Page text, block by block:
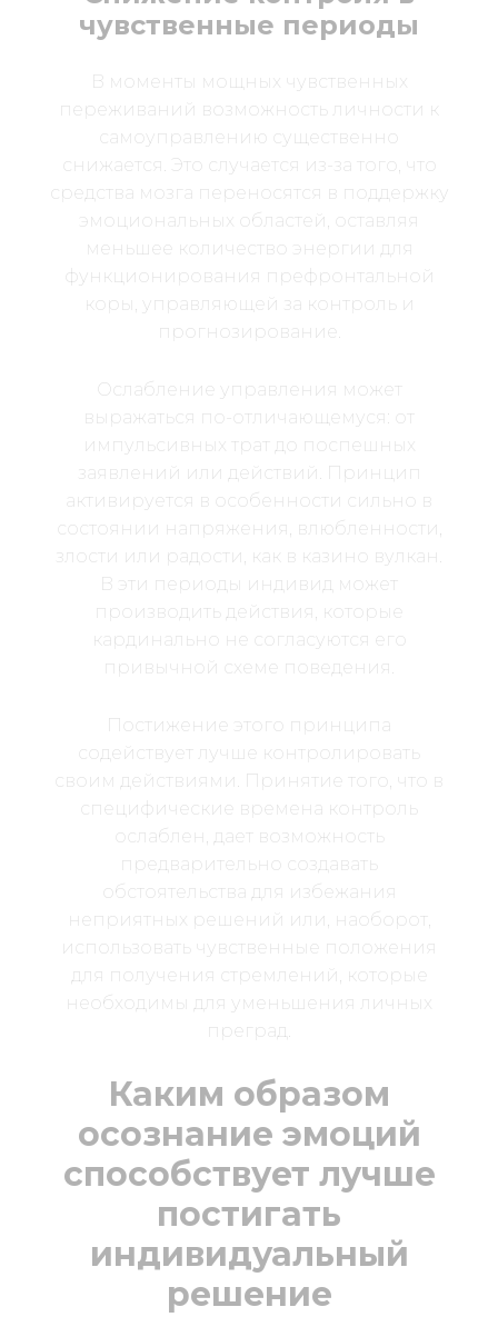
чувственные периоды
В моменты мощных чувственных
переживаний возможность личности к
самоуправлению существенно
снижается. Это случается из-за того, что
средства мозга переносятся в поддержку
эмоциональных областей, оставляя
меньшее количество энергии для
функционирования префронтальной
коры, управляющей за контроль и
прогнозирование.
Ослабление управления может
выражаться по-отличающемуся: от
импульсивных трат до поспешных
заявлений или действий. Принцип
активируется в особенности сильно в
состоянии напряжения, влюбленности,
злости или радости, как в казино вулкан.
В эти периоды индивид может
производить действия, которые
кардинально не согласуются его
привычной схеме поведения.
Постижение этого принципа
содействует лучше контролировать
своим действиями. Принятие того, что в
специфические времена контроль
ослаблен, дает возможность
предварительно создавать
обстоятельства для избежания
неприятных решений или, наоборот,
использовать чувственные положения
для получения стремлений, которые
необходимы для уменьшения личных
преград.
Каким образом
осознание эмоций
способствует лучше
постигать
индивидуальный
решение